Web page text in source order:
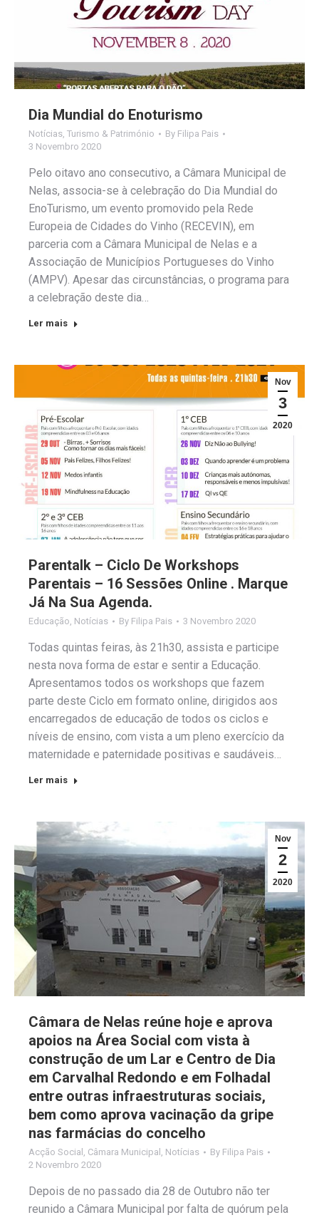
Dia Mundial do Enoturismo
Notícias, Turismo & Património By Filipa Pais
3 Novembro 2020
Pelo oitavo ano consecutivo, a Câmara Municipal de
Nelas, associa-se à celebração do Dia Mundial do
EnoTurismo, um evento promovido pela Rede
Europeia de Cidades do Vinho (RECEVIN), em
parceria com a Câmara Municipal de Nelas e a
Associação de Municípios Portugueses do Vinho
(AMPV). Apesar das circunstâncias, o programa para
a celebração deste dia…
Ler mais
Nov
3
2020
Parentalk – Ciclo De Workshops
Parentais – 16 Sessões Online . Marque
Já Na Sua Agenda.
Educação Notícias By Filipa Pais 3 Novembro 2020
Todas quintas feiras, às 21h30, assista e participe
nesta nova forma de estar e sentir a Educação.
Apresentamos todos os workshops que fazem
parte deste Ciclo em formato online, dirigidos aos
encarregados de educação de todos os ciclos e
níveis de ensino, com vista a um pleno exercício da
maternidade e paternidade positivas e saudáveis…
Ler mais
Nov
2
2020
Câmara de Nelas reúne hoje e aprova
apoios na Área Social com vista à
construção de um Lar e Centro de Dia
em Carvalhal Redondo e em Folhadal
entre outras infraestruturas sociais,
bem como aprova vacinação da gripe
nas farmácias do concelho
Acção Social Câmara Municipal Notícias By Filipa Pais
2 Novembro 2020
Depois de no passado dia 28 de Outubro não ter
reunido a Câmara Municipal por falta de quórum pela